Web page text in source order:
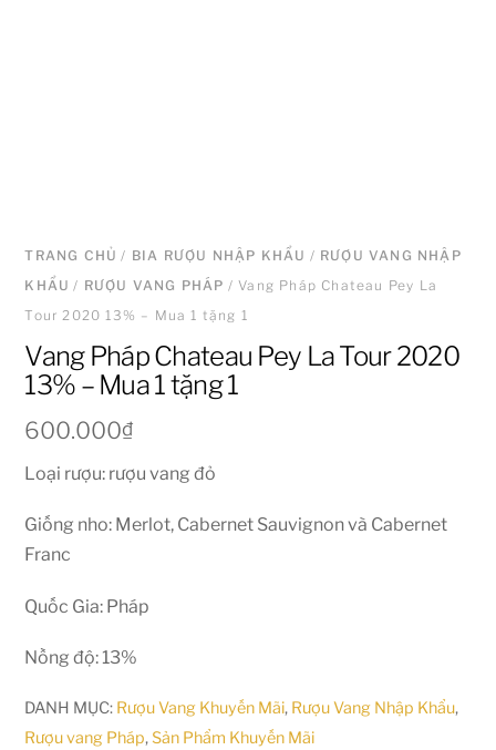
TRANG CHỦ / BIA RƯỢU NHẬP KHẨU / RƯỢU VANG NHẬP
KHẨU / RƯỢU VANG PHÁP / Vang Pháp Chateau Pey La
Tour 2020 13% – Mua 1 tặng 1
Vang Pháp Chateau Pey La Tour 2020
13% – Mua 1 tặng 1
600.000₫
Loại rượu: rượu vang đỏ
Giống nho: Merlot, Cabernet Sauvignon và Cabernet
Franc
Quốc Gia: Pháp
Nồng độ: 13%
DANH MỤC: Rượu Vang Khuyến Mãi, Rượu Vang Nhập Khẩu,
Rượu vang Pháp,Sản Phẩm Khuyến Mãi